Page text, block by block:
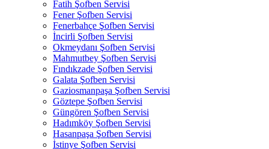
Fatih Şofben Servisi
Fener Şofben Servisi
Fenerbahçe Şofben Servisi
İncirli Şofben Servisi
Okmeydanı Şofben Servisi
Mahmutbey Şofben Servisi
Fındıkzade Şofben Servisi
Galata Şofben Servisi
Gaziosmanpaşa Şofben Servisi
Göztepe Şofben Servisi
Güngören Şofben Servisi
Hadımköy Şofben Servisi
Hasanpaşa Şofben Servisi
İstinye Şofben Servisi